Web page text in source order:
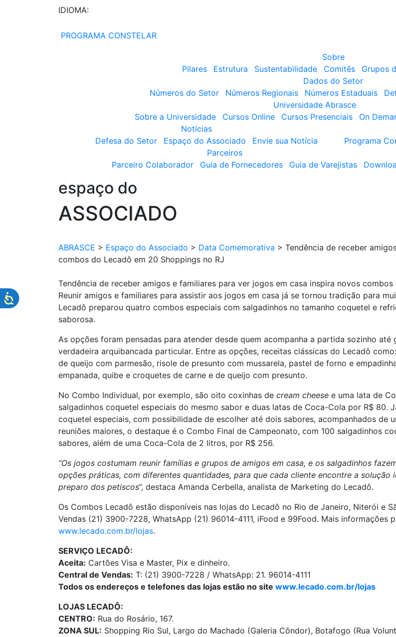
IDIOMA:
PROGRAMA CONSTELAR
Sobre
Pilares
Estrutura Sustentabilidade Comitês Grupos
Dados do Setor
Números do Setor
Números Regionais Números Estaduais
Universidade Abrasce
Sobre a Universidade
Cursos Online Cursos Presenciais On
Notícias
Defesa do Setor
Espaço do Associado Envie sua Notícia
Programa
Parceiros
Parceiro Colaborador
Guia de Fornecedores Guia de Varejistas
espaço do
ASSOCIADO
ABRASCE > Espaço do Associado > Data Comemorativa > Tendência de receber
combos do Lecadô em 20 Shoppings no RJ
Tendência de receber amigos e familiares para ver jogos em casa inspira novos
Reunir amigos e familiares para assistir aos jogos em casa já se tornou tradição para
Lecadô preparou quatro combos especiais com salgadinhos no tamanho coquetel e
saborosa.
As opções foram pensadas para atender desde quem acompanha a partida sozinho
verdadeira arquibancada particular. Entre as opções, receitas clássicas do Lecadô
de queijo com parmesão, risole de presunto com mussarela, pastel de forno e
empanada, quibe e croquetes de carne e de queijo com presunto.
No Combo Individual, por exemplo, são oito coxinhas de cream cheese e uma lata de
salgadinhos coquetel especiais do mesmo sabor e duas latas de Coca-Cola por R$ 80.
coquetel especiais, com possibilidade de escolher até dois sabores, acompanhados de
reuniões maiores, o destaque é o Combo Final de Campeonato, com 100 salgadinhos
sabores, além de uma Coca-Cola de 2 litros, por R$ 256.
“Os jogos costumam reunir famílias e grupos de amigos em casa, e os salgadinhos
opções práticas, com diferentes quantidades, para que cada cliente encontre a
preparo dos petiscos”, destaca Amanda Cerbella, analista de Marketing do Lecadô.
Os Combos Lecadô estão disponíveis nas lojas do Lecadô no Rio de Janeiro, Niterói e
Vendas (21) 3900-7228, WhatsApp (21) 96014-4111, iFood e 99Food. Mais informações
www.lecado.com.br/lojas.
SERVIÇO LECADÔ:
Aceita: Cartões Visa e Master, Pix e dinheiro.
Central de Vendas: T: (21) 3900-7228 / WhatsApp: 21. 96014-4111
Todos os endereços e telefones das lojas estão no site www.lecado.com.br/lojas
LOJAS LECADÔ:
CENTRO: Rua do Rosário, 167.
ZONA SUL: Shopping Rio Sul, Largo do Machado (Galeria Côndor), Botafogo (Rua